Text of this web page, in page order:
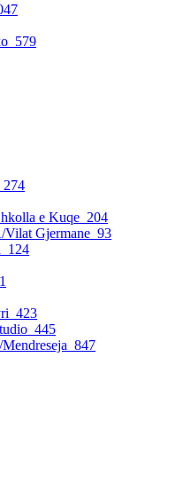
579
274
e Kuqe 204
Vilat Gjermane 93
124
423
445
847